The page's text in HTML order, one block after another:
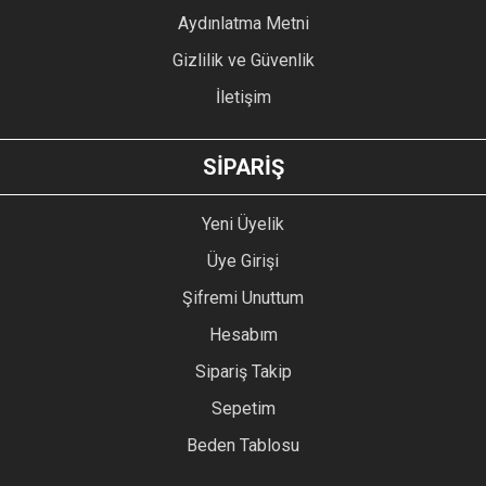
GÖNDER
Aydınlatma Metni
Gizlilik ve Güvenlik
İletişim
SİPARİŞ
Yeni Üyelik
Üye Girişi
Şifremi Unuttum
Hesabım
Sipariş Takip
Sepetim
Beden Tablosu